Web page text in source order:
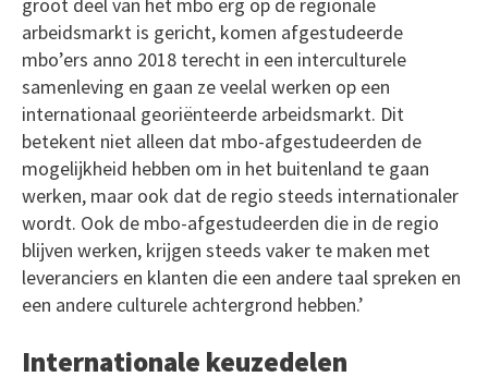
arbeidsmarkt is gericht, komen afgestudeerde
mbo’ers anno 2018 terecht in een interculturele
samenleving en gaan ze veelal werken op een
internationaal georiënteerde arbeidsmarkt. Dit
betekent niet alleen dat mbo-afgestudeerden de
mogelijkheid hebben om in het buitenland te gaan
werken, maar ook dat de regio steeds internationaler
wordt. Ook de mbo-afgestudeerden die in de regio
blijven werken, krijgen steeds vaker te maken met
leveranciers en klanten die een andere taal spreken en
een andere culturele achtergrond hebben.’
Internationale keuzedelen